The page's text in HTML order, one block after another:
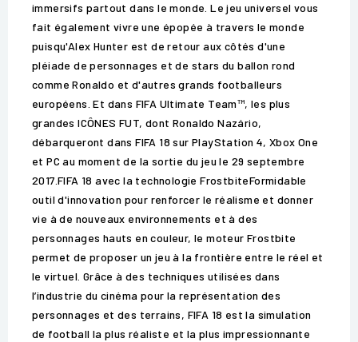
immersifs partout dans le monde. Le jeu universel vous
fait également vivre une épopée à travers le monde
puisqu'Alex Hunter est de retour aux côtés d'une
pléiade de personnages et de stars du ballon rond
comme Ronaldo et d'autres grands footballeurs
européens. Et dans FIFA Ultimate Team™, les plus
grandes ICÔNES FUT, dont Ronaldo Nazário,
débarqueront dans FIFA 18 sur PlayStation 4, Xbox One
et PC au moment de la sortie du jeu le 29 septembre
2017.FIFA 18 avec la technologie FrostbiteFormidable
outil d'innovation pour renforcer le réalisme et donner
vie à de nouveaux environnements et à des
personnages hauts en couleur, le moteur Frostbite
permet de proposer un jeu à la frontière entre le réel et
le virtuel. Grâce à des techniques utilisées dans
l’industrie du cinéma pour la représentation des
personnages et des terrains, FIFA 18 est la simulation
de football la plus réaliste et la plus impressionnante